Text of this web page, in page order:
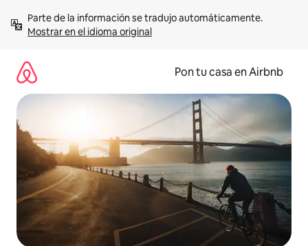
contenidoMostrar en el idioma original
Pon tu casa en Airbnb